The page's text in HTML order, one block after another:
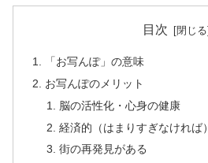
目次
「お写んぽ」の意味
お写んぽのメリット
脳の活性化・心身の健康
経済的（はまりすぎなければ）
街の再発見がある